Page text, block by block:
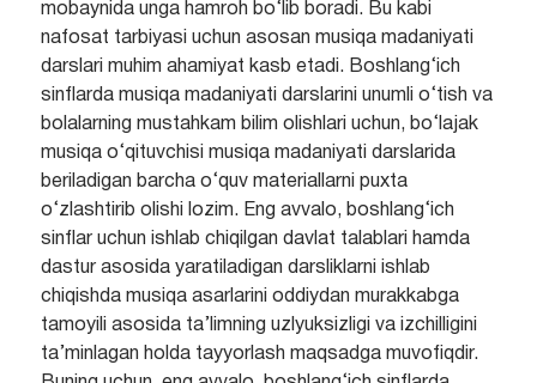
mobaynida unga hamroh bo‘lib boradi. Bu kabi
nafosat tarbiyasi uchun asosan musiqa madaniyati
darslari muhim ahamiyat kasb etadi. Boshlang‘ich
sinflarda musiqa madaniyati darslarini unumli o‘tish va
bolalarning mustahkam bilim olishlari uchun, bo‘lajak
musiqa o‘qituvchisi musiqa madaniyati darslarida
beriladigan barcha o‘quv materiallarni puxta
o‘zlashtirib olishi lozim. Eng avvalo, boshlang‘ich
sinflar uchun ishlab chiqilgan davlat talablari hamda
dastur asosida yaratiladigan darsliklarni ishlab
chiqishda musiqa asarlarini oddiydan murakkabga
tamoyili asosida ta’limning uzlyuksizligi va izchilligini
ta’minlagan holda tayyorlash maqsadga muvofiqdir.